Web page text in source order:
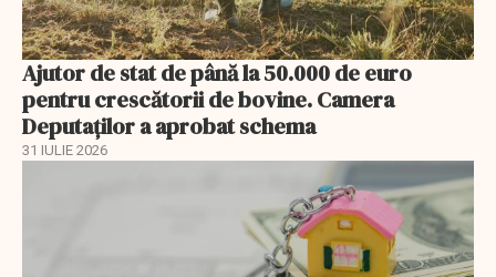
Ajutor de stat de până la 50.000 de euro
pentru crescătorii de bovine. Camera
Deputaților a aprobat schema
31 IULIE 2026